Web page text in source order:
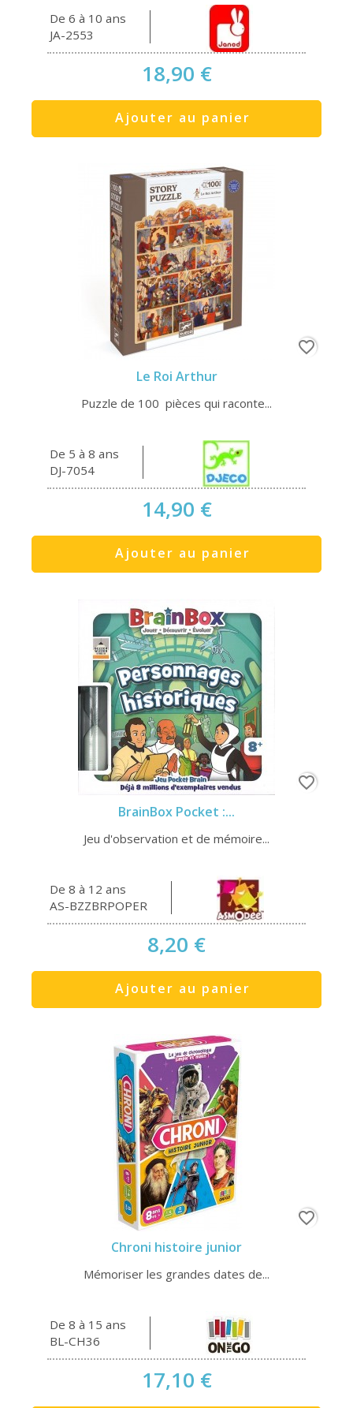
De 6 à 10 ans
JA-2553
18,90 €
Ajouter au panier
Le Roi Arthur
Puzzle de 100 pièces qui raconte...
De 5 à 8 ans
DJ-7054
14,90 €
Ajouter au panier
favorite_border
BrainBox Pocket :...
Jeu d'observation et de mémoire...
De 8 à 12 ans
AS-BZZBRPOPER
8,20 €
Ajouter au panier
favorite_border
Chroni histoire junior
Mémoriser les grandes dates de...
De 8 à 15 ans
BL-CH36
17,10 €
favorite_border